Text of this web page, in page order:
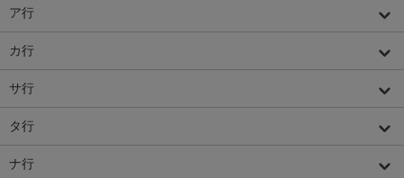
ア行
カ行
サ行
タ行
ナ行